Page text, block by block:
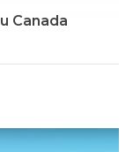
Canada